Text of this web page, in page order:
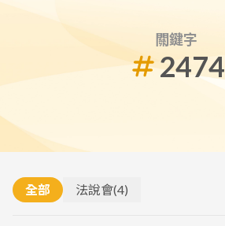
關鍵字
2474
全部 法說會(4)